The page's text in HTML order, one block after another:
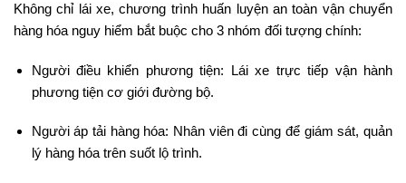
Không chỉ lái xe, chương trình huấn luyện an toàn vận chuyển
hàng hóa nguy hiểm bắt buộc cho 3 nhóm đối tượng chính:
Người điều khiển phương tiện: Lái xe trực tiếp vận hành
phương tiện cơ giới đường bộ.
Người áp tải hàng hóa: Nhân viên đi cùng để giám sát, quản
lý hàng hóa trên suốt lộ trình.